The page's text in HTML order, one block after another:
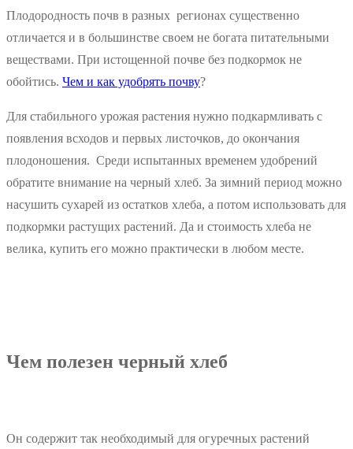
Плодородность почв в разных регионах существенно
отличается и в большинстве своем не богата питательными
веществами. При истощенной почве без подкормок не
обойтись. Чем и как удобрять почву?
Для стабильного урожая растения нужно подкармливать с
появления всходов и первых листочков, до окончания
плодоношения. Среди испытанных временем удобрений
обратите внимание на черный хлеб. За зимний период можно
насушить сухарей из остатков хлеба, а потом использовать для
подкормки растущих растений. Да и стоимость хлеба не
велика, купить его можно практически в любом месте.
Чем полезен черный хлеб
Он содержит так необходимый для огуречных растений